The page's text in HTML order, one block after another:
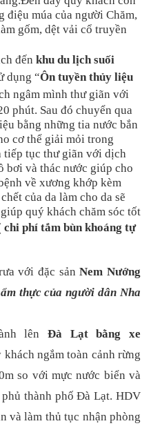
điệu múa của người Chăm,
gốm, dệt vải cổ truyền
đến khu du lịch suối
dụng “Ôn tuyền thủy liệu
ngâm mình thư giãn với
phút. Sau đó chuyển qua
bằng những tia nước bắn
cơ thể giải mỏi trong
tiếp tục thư giãn với dịch
bơi và thác nước giúp cho
về xương khớp kèm
của da làm cho da sẽ
quý khách chăm sóc tốt
chi phí tắm bùn khoáng tự
với đặc sản Nem Nướng
thực của người dân Nha
lên Đà Lạt bằng xe
ngắm toàn cảnh rừng
so với mực nước biển và
thành phố Đà Lạt. HDV
và làm thủ tục nhận phòng